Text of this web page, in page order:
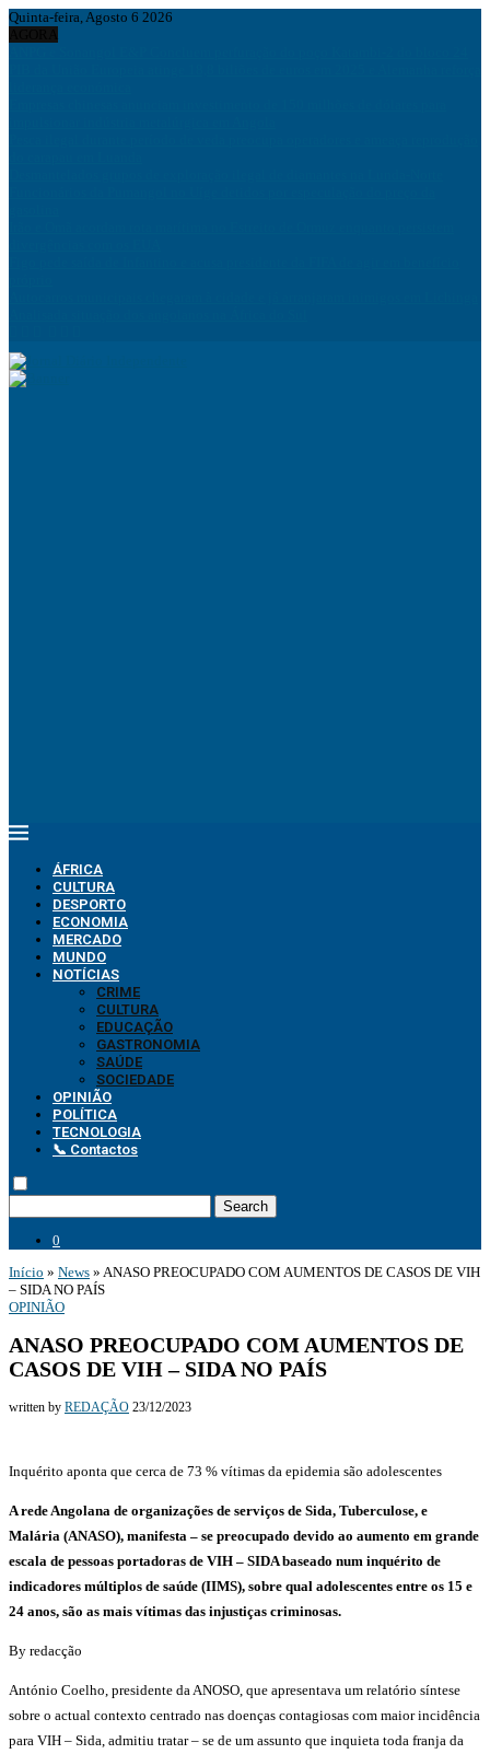
Quinta-feira, Agosto 6 2026
ÁFRICA
CULTURA
DESPORTO
ECONOMIA
MERCADO
MUNDO
NOTÍCIAS
CRIME
CULTURA
EDUCAÇÃO
GASTRONOMIA
SAÚDE
SOCIEDADE
OPINIÃO
POLÍTICA
TECNOLOGIA
📞 Contactos
Search
0
Início » News » ANASO PREOCUPADO COM AUMENTOS DE CASOS DE VIH
– SIDA NO PAÍS
OPINIÃO
ANASO PREOCUPADO COM AUMENTOS DE
CASOS DE VIH – SIDA NO PAÍS
written by REDAÇÃO 23/12/2023
Inquérito aponta que cerca de 73 % vítimas da epidemia são adolescentes
A rede Angolana de organizações de serviços de Sida, Tuberculose, e
Malária (ANASO), manifesta – se preocupado devido ao aumento em grande
escala de pessoas portadoras de VIH – SIDA baseado num inquérito de
indicadores múltiplos de saúde (IIMS), sobre qual adolescentes entre os 15 e
24 anos, são as mais vítimas das injustiças criminosas.
By redacção
António Coelho, presidente da ANOSO, que apresentava um relatório síntese
sobre o actual contexto centrado nas doenças contagiosas com maior incidência
para VIH – Sida, admitiu tratar – se de um assunto que inquieta toda franja da